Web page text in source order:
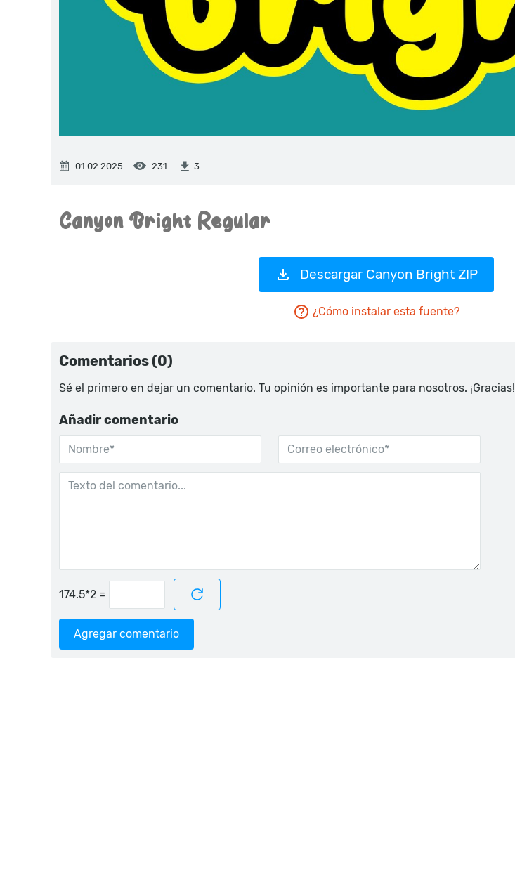
01.02.2025 231 3
Descargar Canyon Bright ZIP
¿Cómo instalar esta fuente?
Comentarios (0)
Sé el primero en dejar un comentario. Tu opinión es importante para nosotros. ¡Gracias!
Añadir comentario
=
Agregar comentario